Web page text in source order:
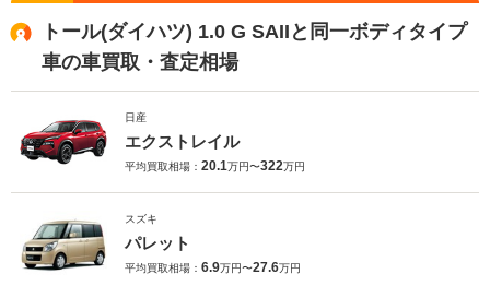
トール(ダイハツ) 1.0 G SAIIと同一ボディタイプ
車の車買取・査定相場
日産
エクストレイル
平均買取相場： 20.1万円〜322万円
スズキ
パレット
平均買取相場： 6.9万円〜27.6万円